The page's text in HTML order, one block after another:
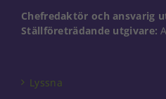
Chefredaktör och ansvarig
Ställföreträdande utgivare:
Lyssna